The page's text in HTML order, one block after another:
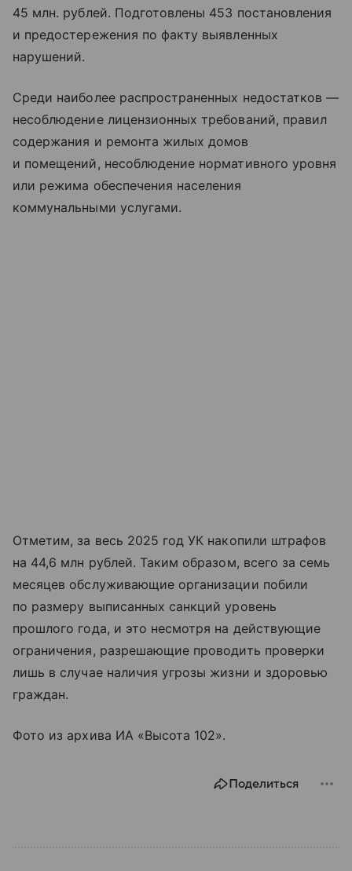
45 млн. рублей. Подготовлены 453 постановления
и предостережения по факту выявленных
нарушений.
Среди наиболее распространенных недостатков —
несоблюдение лицензионных требований, правил
содержания и ремонта жилых домов
и помещений, несоблюдение нормативного уровня
или режима обеспечения населения
коммунальными услугами.
Отметим, за весь 2025 год УК накопили штрафов
на 44,6 млн рублей. Таким образом, всего за семь
месяцев обслуживающие организации побили
по размеру выписанных санкций уровень
прошлого года, и это несмотря на действующие
ограничения, разрешающие проводить проверки
лишь в случае наличия угрозы жизни и здоровью
граждан.
Фото из архива ИА «Высота 102».
Поделиться